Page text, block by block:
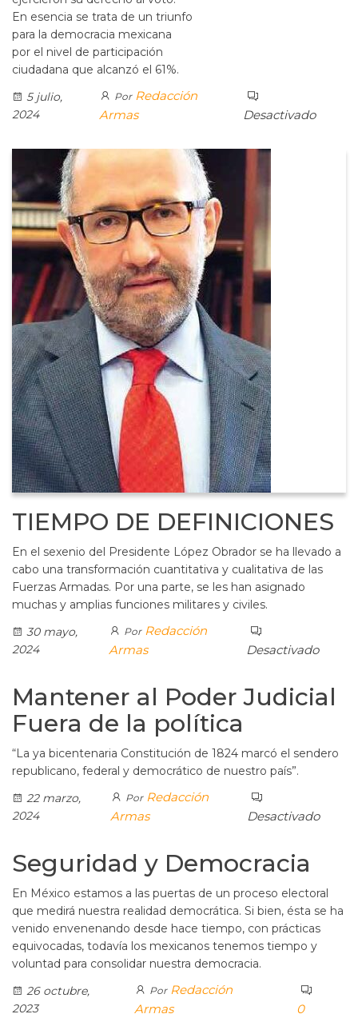
En esencia se trata de un triunfo
para la democracia mexicana
por el nivel de participación
ciudadana que alcanzó el 61%.
5 julio,
2024
Por Redacción
Armas
Desactivado
TIEMPO DE DEFINICIONES
En el sexenio del Presidente López Obrador se ha llevado a
cabo una transformación cuantitativa y cualitativa de las
Fuerzas Armadas. Por una parte, se les han asignado
muchas y amplias funciones militares y civiles.
30 mayo,
2024
Por Redacción
Armas
Desactivado
Mantener al Poder Judicial
Fuera de la política
“La ya bicentenaria Constitución de 1824 marcó el sendero
republicano, federal y democrático de nuestro país”.
22 marzo,
2024
Por Redacción
Armas
Desactivado
Seguridad y Democracia
En México estamos a las puertas de un proceso electoral
que medirá nuestra realidad democrática. Si bien, ésta se ha
venido envenenando desde hace tiempo, con prácticas
equivocadas, todavía los mexicanos tenemos tiempo y
voluntad para consolidar nuestra democracia.
26 octubre,
2023
Por Redacción
Armas
0